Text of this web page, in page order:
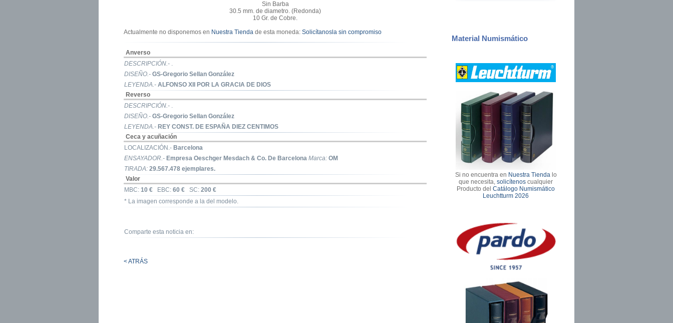
Sin Barba
30.5 mm. de diametro. (Redonda)
10 Gr. de Cobre.
Actualmente no disponemos en Nuestra Tienda de esta moneda: Solicítanosla sin compromiso
Anverso
DESCRIPCIÓN.- .
DISEÑO.- GS-Gregorio Sellan González
LEYENDA.- ALFONSO XII POR LA GRACIA DE DIOS
Reverso
DESCRIPCIÓN.- .
DISEÑO.- GS-Gregorio Sellan González
LEYENDA.- REY CONST. DE ESPAÑA DIEZ CENTIMOS
Ceca y acuñación
LOCALIZACIÓN.- Barcelona
ENSAYADOR.- Empresa Oeschger Mesdach & Co. De Barcelona Marca: OM
TIRADA: 29.567.478 ejemplares.
Valor
MBC: 10 € EBC: 60 € SC: 200 €
* La imagen corresponde a la del modelo.
Comparte esta noticia en:
< ATRÁS
Material Numismático
Si no encuentra en Nuestra Tiendalo
que necesita,solicítenos cualquier
Producto delCatálogo Numismático
Leuchtturm 2026